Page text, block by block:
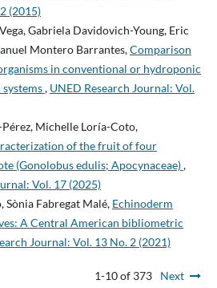
(2015)
Gabriela Davidovich-Young, Eric
Montero Barrantes,Comparison
in conventional or hydroponic
, UNED Research Journal: Vol.
Pérez, Michelle Loría-Coto,
of the fruit of four
(Gonolobus edulis; Apocynaceae),
Vol. 17 (2025)
Sònia Fabregat Malé, Echinoderm
A Central American bibliometric
Journal: Vol. 13 No. 2 (2021)
1-10 of 373 Next